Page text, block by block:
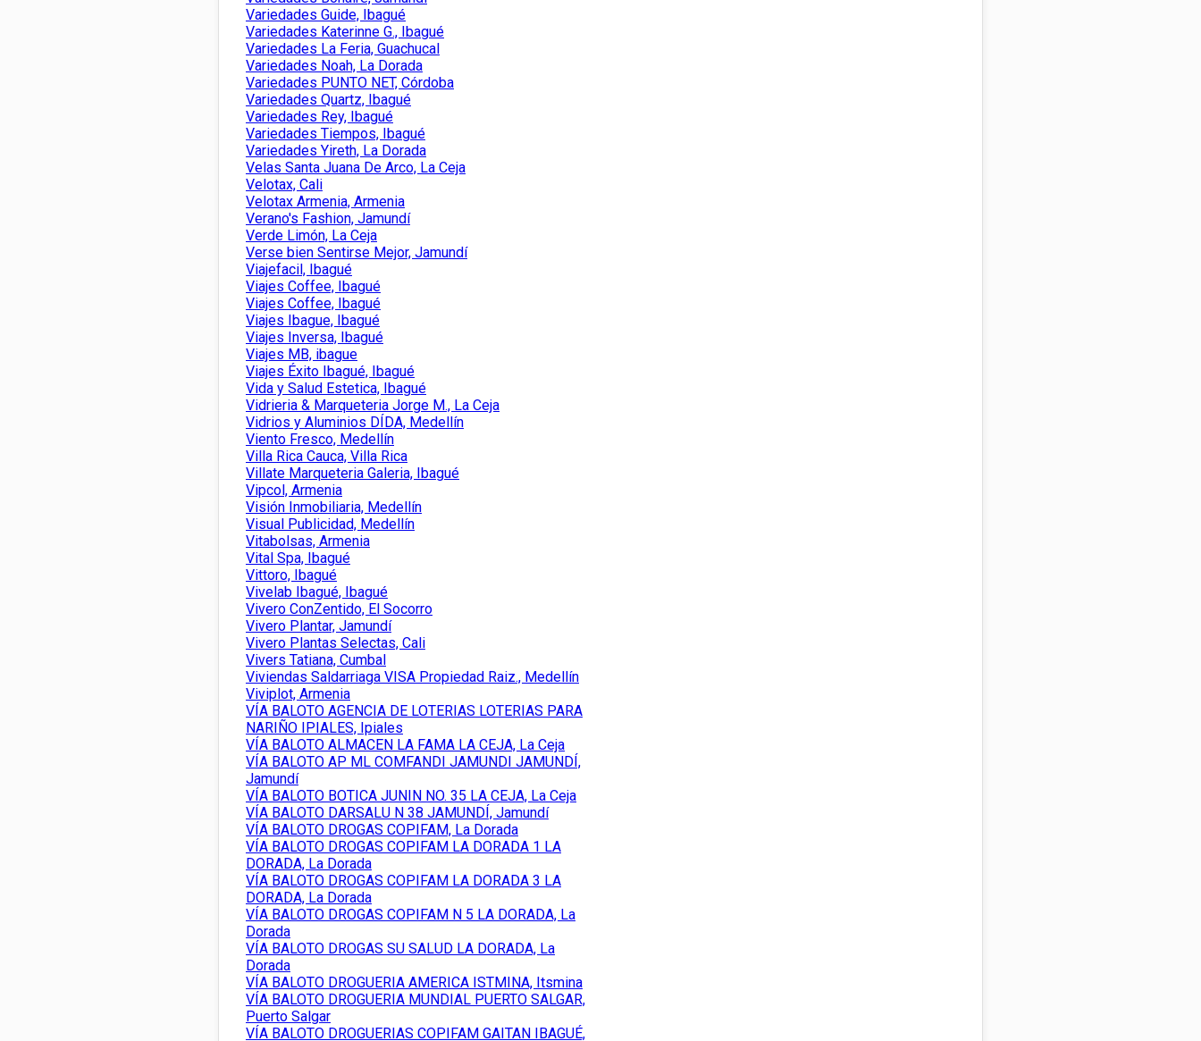
Variedades Guide, Ibagué
Variedades Katerinne G., Ibagué
Variedades La Feria, Guachucal
Variedades Noah, La Dorada
Variedades PUNTO NET, Córdoba
Variedades Quartz, Ibagué
Variedades Rey, Ibagué
Variedades Tiempos, Ibagué
Variedades Yireth, La Dorada
Velas Santa Juana De Arco, La Ceja
Velotax, Cali
Velotax Armenia, Armenia
Verano's Fashion, Jamundí
Verde Limón, La Ceja
Verse bien Sentirse Mejor, Jamundí
Viajefacil, Ibagué
Viajes Coffee, Ibagué
Viajes Coffee, Ibagué
Viajes Ibague, Ibagué
Viajes Inversa, Ibagué
Viajes MB, ibague
Viajes Éxito Ibagué, Ibagué
Vida y Salud Estetica, Ibagué
Vidrieria & Marqueteria Jorge M., La Ceja
Vidrios y Aluminios DÍDA, Medellín
Viento Fresco, Medellín
Villa Rica Cauca, Villa Rica
Villate Marqueteria Galeria, Ibagué
Vipcol, Armenia
Visión Inmobiliaria, Medellín
Visual Publicidad, Medellín
Vitabolsas, Armenia
Vital Spa, Ibagué
Vittoro, Ibagué
Vivelab Ibagué, Ibagué
Vivero ConZentido, El Socorro
Vivero Plantar, Jamundí
Vivero Plantas Selectas, Cali
Vivers Tatiana, Cumbal
Viviendas Saldarriaga VISA Propiedad Raiz., Medellín
Viviplot, Armenia
VÍA BALOTO AGENCIA DE LOTERIAS LOTERIAS PARA
NARIÑO IPIALES, Ipiales
VÍA BALOTO ALMACEN LA FAMA LA CEJA, La Ceja
VÍA BALOTO AP ML COMFANDI JAMUNDI JAMUNDÍ,
Jamundí
VÍA BALOTO BOTICA JUNIN NO. 35 LA CEJA, La Ceja
VÍA BALOTO DARSALU N 38 JAMUNDÍ, Jamundí
VÍA BALOTO DROGAS COPIFAM, La Dorada
VÍA BALOTO DROGAS COPIFAM LA DORADA 1 LA
DORADA, La Dorada
VÍA BALOTO DROGAS COPIFAM LA DORADA 3 LA
DORADA, La Dorada
VÍA BALOTO DROGAS COPIFAM N 5 LA DORADA, La
Dorada
VÍA BALOTO DROGAS SU SALUD LA DORADA, La
Dorada
VÍA BALOTO DROGUERIA AMERICA ISTMINA, Itsmina
VÍA BALOTO DROGUERIA MUNDIAL PUERTO SALGAR,
Puerto Salgar
VÍA BALOTO DROGUERIAS COPIFAM GAITAN IBAGUÉ,